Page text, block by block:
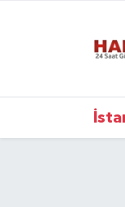
Namaz
Süper Lig